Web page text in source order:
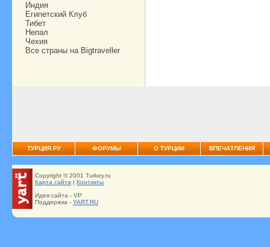
Индия
Египетский Клуб
Тибет
Непал
Чехия
Все страны на Bigtraveller
ТУРЦИЯ.РУ ФОРУМЫ О ТУРЦИИ ВПЕЧАТЛЕНИЯ
Copyright © 2001 Turkey.ru
Карта сайта | Контакты
Идея сайта - VP
Поддержка - YART.RU